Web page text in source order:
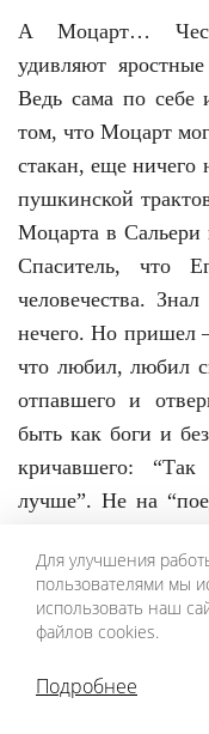
А Моцарт…
удивляют
Ведь сама по себе
том, что Моцарт
стакан, еще ничего
пушкинской
Моцарта в Сальери
Спаситель, что
человечества.
нечего. Но пришел
что любил, любил
отпавшего и
быть как боги и
кричавшего:
лучше”. Не на
друга.
Или
прекрасно
отделяющей
“который
Для улучшения
пользователями мы
использовать наш
файлов cookies.
Подробнее